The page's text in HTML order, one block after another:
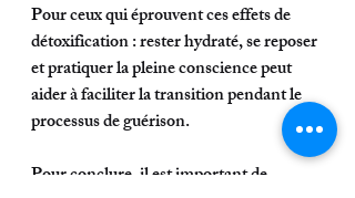
Pour ceux qui éprouvent ces effets de
détoxification : rester hydraté, se reposer
et pratiquer la pleine conscience peut
aider à faciliter la transition pendant le
processus de guérison.
Pour conclure, il est important de